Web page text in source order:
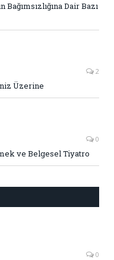
Bağımsızlığına Dair Bazı
2
Üzerine
0
ve Belgesel Tiyatro
0